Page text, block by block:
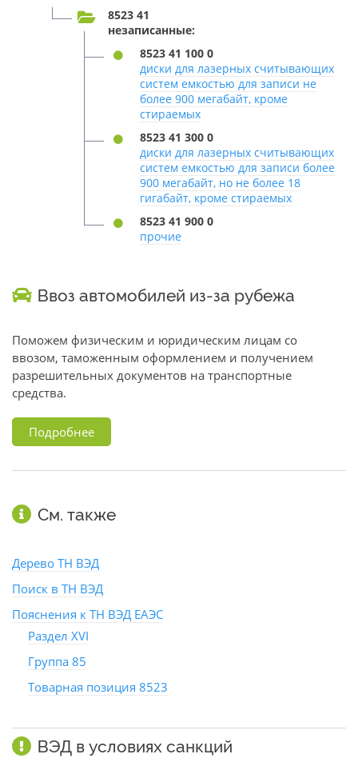
8523 41
незаписанные:
8523 41 100 0
диски для лазерных считывающих
систем емкостью для записи не
более 900 мегабайт, кроме
стираемых
8523 41 300 0
диски для лазерных считывающих
систем емкостью для записи более
900 мегабайт, но не более 18
гигабайт, кроме стираемых
8523 41 900 0
прочие
Ввоз автомобилей из-за рубежа
Поможем физическим и юридическим лицам со
ввозом, таможенным оформлением и получением
разрешительных документов на транспортные
средства.
Подробнее
См. также
Дерево ТН ВЭД
Поиск в ТН ВЭД
Пояснения к ТН ВЭД ЕАЭС
Раздел XVI
Группа 85
Товарная позиция 8523
ВЭД в условиях санкций